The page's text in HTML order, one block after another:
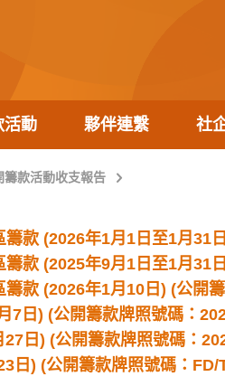
活動 夥伴連繫 社
籌款活動收支報告
籌款 (2026年1月1日至1月31
籌款 (2025年9月1日至1月31
籌款 (2026年1月10日) (公開
7日) (公開籌款牌照號碼：
日) (公開籌款牌照號碼：
日) (公開籌款牌照號碼：FD/